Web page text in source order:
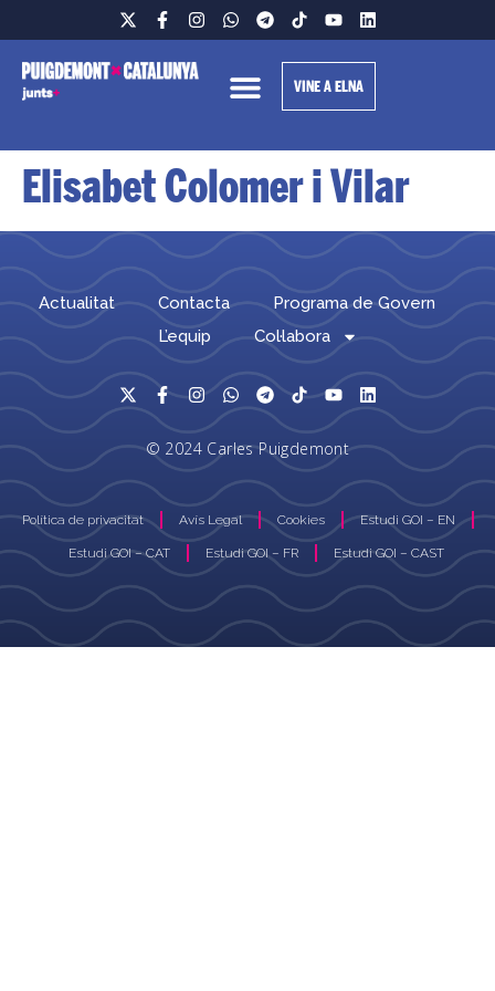
VINE A ELNA
Elisabet Colomer i Vilar
Actualitat Contacta
Programa de Govern
L’equip
Col·labora
© 2024 Carles Puigdemont
Política de privacitat Avís Legal Cookies Estudi GOI – EN
Estudi GOI – CAT Estudi GOI – FR Estudi GOI – CAST